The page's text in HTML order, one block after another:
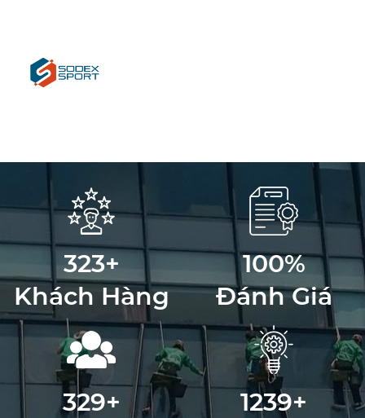
323+
Khách Hàng
100%
Đánh Giá
329+
1239+